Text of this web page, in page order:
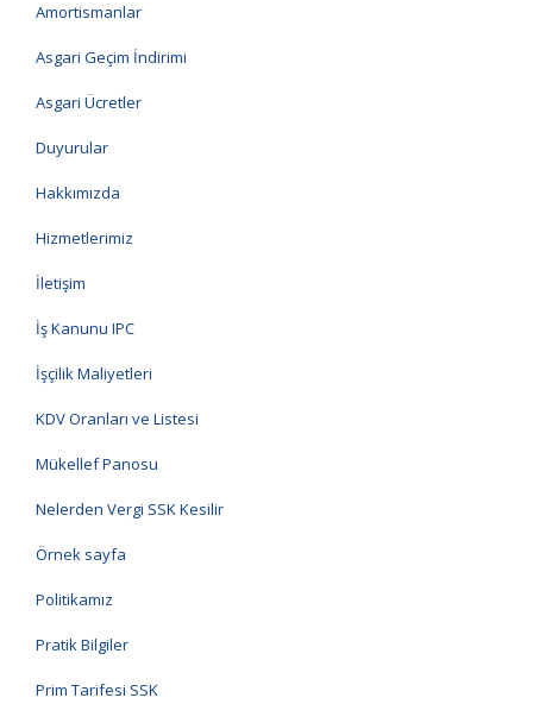
Amortismanlar
Asgari Geçim İndirimi
Asgari Ücretler
Duyurular
Hakkımızda
Hizmetlerimiz
İletişim
İş Kanunu IPC
İşçilik Maliyetleri
KDV Oranları ve Listesi
Mükellef Panosu
Nelerden Vergi SSK Kesilir
Örnek sayfa
Politikamız
Pratik Bilgiler
Prim Tarifesi SSK